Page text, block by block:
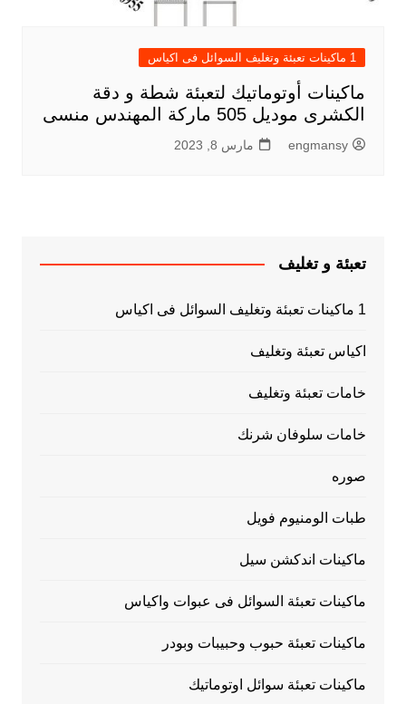
1 ماكينات تعبئة وتغليف السوائل فى اكياس
ماكينات أوتوماتيك لتعبئة شطة و دقة
الكشرى موديل 505 ماركة المهندس منسى
engmansy مارس 8, 2023
تعبئة و تغليف
1 ماكينات تعبئة وتغليف السوائل فى اكياس
اكياس تعبئة وتغليف
خامات تعبئة وتغليف
خامات سلوفان شرنك
صوره
طبات الومنيوم فويل
ماكينات اندكشن سيل
ماكينات تعبئة السوائل فى عبوات واكياس
ماكينات تعبئة حبوب وحبيبات وبودر
ماكينات تعبئة سوائل اوتوماتيك